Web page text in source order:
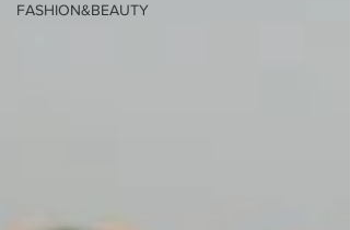
FASHION&BEAUTY